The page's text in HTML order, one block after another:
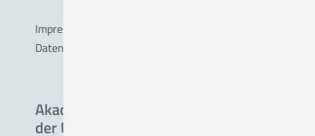
Impressum
Datenschutz
Akademisches Lehrkrankenhaus
der Universität Oldenburg